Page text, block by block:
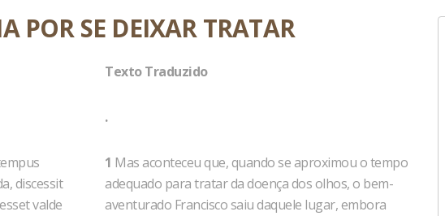
POR SE DEIXAR TRATAR
discessit
valde
Texto Traduzido
.
1 Mas aconteceu que, quando se aproximou o tempo
adequado para tratar da doença dos olhos, o bem-
aventurado Francisco saiu daquele lugar, embora